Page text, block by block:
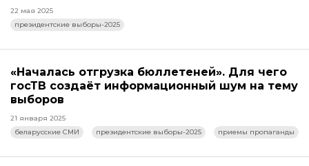
22 мая 2025
президентские выборы-2025
«Началась отгрузка бюллетеней». Для чего
госТВ создаёт информационный шум на тему
выборов
21 января 2025
беларусские СМИ
президентские выборы-2025 приемы пропаганды